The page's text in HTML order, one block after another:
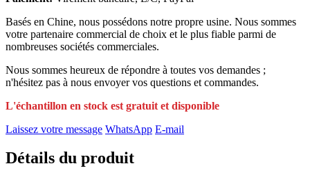
Basés en Chine, nous possédons notre propre usine. Nous sommes
votre partenaire commercial de choix et le plus fiable parmi de
nombreuses sociétés commerciales.
Nous sommes heureux de répondre à toutes vos demandes ;
n'hésitez pas à nous envoyer vos questions et commandes.
L'échantillon en stock est gratuit et disponible
Laissez votre message WhatsApp E-mail
Détails du produit